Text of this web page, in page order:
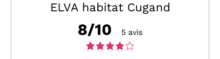
ELVA habitat Cugand
8/10
5 avis
Note